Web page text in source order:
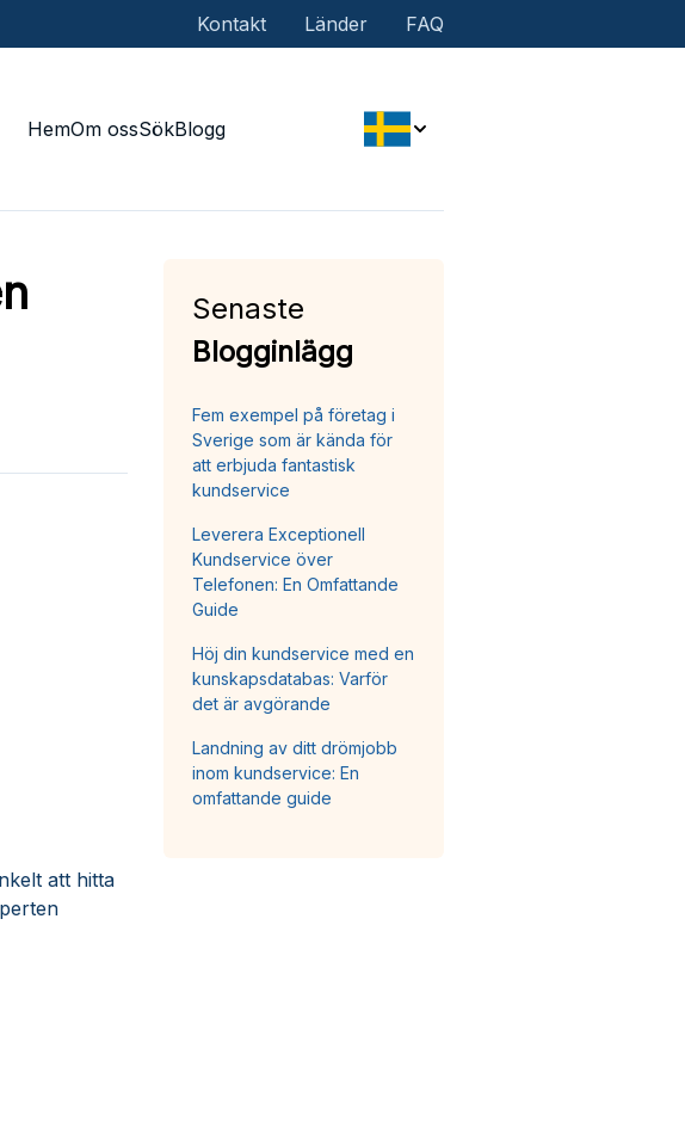
Kontakt Länder FAQ
HemOm ossSökBlogg
att hitta
Senaste
Blogginlägg
Fem exempel på företag i
Sverige som är kända för
att erbjuda fantastisk
kundservice
Leverera Exceptionell
Kundservice över
Telefonen: En Omfattande
Guide
Höj din kundservice med en
kunskapsdatabas: Varför
det är avgörande
Landning av ditt drömjobb
inom kundservice: En
omfattande guide